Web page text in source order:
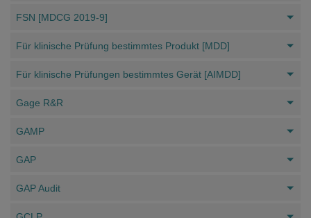
FSN [MDCG 2019-9]
Für klinische Prüfung bestimmtes Produkt [MDD]
Für klinische Prüfungen bestimmtes Gerät [AIMDD]
Gage R&R
GAMP
GAP
GAP Audit